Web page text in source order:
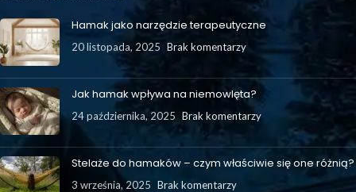
Hamak jako narzędzie terapeutyczne
20 listopada, 2025 Brak komentarzy
Jak hamak wpływa na niemowlęta?
24 października, 2025 Brak komentarzy
Stelaże do hamaków – czym właściwie się one różnią?
3 września, 2025 Brak komentarzy